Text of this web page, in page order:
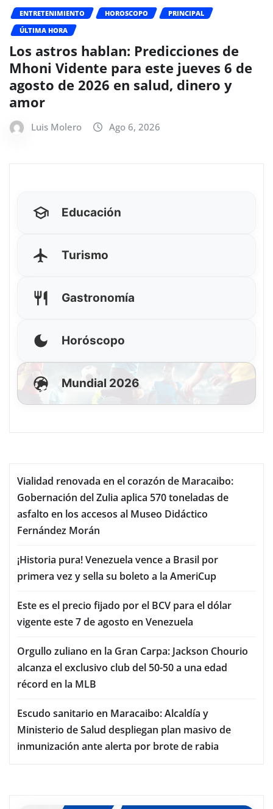
ENTRETENIMIENTO HOROSCOPO
PRINCIPAL
ÚLTIMA HORA
Los astros hablan: Predicciones de
Mhoni Vidente para este jueves 6 de
agosto de 2026 en salud, dinero y
amor
Luis Molero Ago 6, 2026
Educación
Turismo
Gastronomía
Horóscopo
Mundial 2026
Vialidad renovada en el corazón de Maracaibo:
Gobernación del Zulia aplica 570 toneladas de
asfalto en los accesos al Museo Didáctico
Fernández Morán
¡Historia pura! Venezuela vence a Brasil por
primera vez y sella su boleto a la AmeriCup
Este es el precio fijado por el BCV para el dólar
vigente este 7 de agosto en Venezuela
Orgullo zuliano en la Gran Carpa: Jackson Chourio
alcanza el exclusivo club del 50-50 a una edad
récord en la MLB
Escudo sanitario en Maracaibo: Alcaldía y
Ministerio de Salud despliegan plan masivo de
inmunización ante alerta por brote de rabia